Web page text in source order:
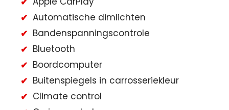
Automatische dimlichten
Bandenspanningscontrole
Bluetooth
Boordcomputer
Buitenspiegels in carrosseriekleur
Climate control